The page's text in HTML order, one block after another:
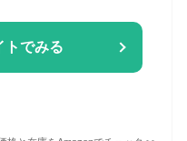
トでみる